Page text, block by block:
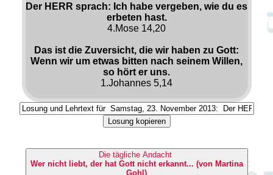
Der HERR sprach: Ich habe vergeben, wie du es
erbeten hast.
4.Mose 14,20
Das ist die Zuversicht, die wir haben zu Gott:
Wenn wir um etwas bitten nach seinem Willen,
so hört er uns.
1.Johannes 5,14
Losung kopieren
Die tägliche Andacht
Wer nicht liebt, der hat Gott nicht erkannt... (von Martina
Gohl)